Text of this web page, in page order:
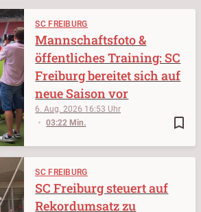
SC FREIBURG
bookmark_border
6. Aug. 2026 16:53
03:22 Min.
Mannschaftsfoto &
öffentliches Training: SC
Freiburg bereitet sich auf
neue Saison vor
SC FREIBURG
SC Freiburg steuert auf
Rekordumsatz zu